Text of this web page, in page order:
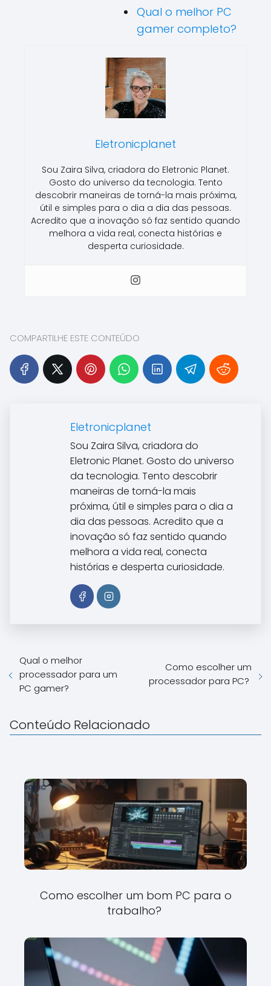
Qual o melhor PC
gamer completo?
Eletronicplanet
Sou Zaira Silva, criadora do Eletronic Planet.
Gosto do universo da tecnologia. Tento
descobrir maneiras de torná-la mais próxima,
útil e simples para o dia a dia das pessoas.
Acredito que a inovação só faz sentido quando
melhora a vida real, conecta histórias e
desperta curiosidade.
COMPARTILHE ESTE CONTEÚDO
Eletronicplanet
Sou Zaira Silva, criadora do
Eletronic Planet. Gosto do universo
da tecnologia. Tento descobrir
maneiras de torná-la mais
próxima, útil e simples para o dia a
dia das pessoas. Acredito que a
inovação só faz sentido quando
melhora a vida real, conecta
histórias e desperta curiosidade.
Qual o melhor
processador para um
PC gamer?
Como escolher um
processador para PC?
Conteúdo Relacionado
Como escolher um bom PC para o
trabalho?